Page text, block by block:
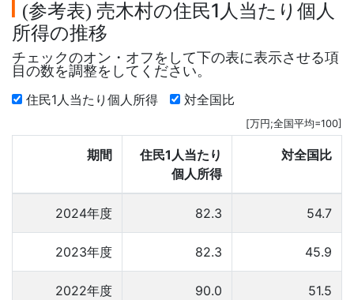
(参考表) 売木村の住民1人当たり個人
所得の推移
チェックのオン・オフをして下の表に表示させる項
目の数を調整をしてください。
住民1人当たり個人所得 対全国比
[万円;全国平均=100]
期間
住民1人当たり
個人所得
対全国比
2024年度 82.3 54.7
2023年度 82.3 45.9
2022年度 90.0 51.5